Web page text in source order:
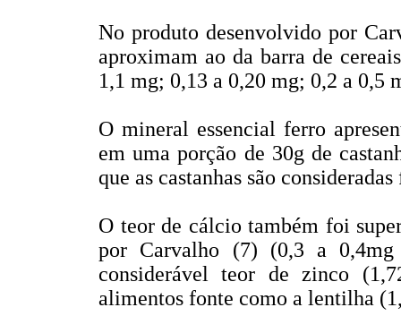
No produto desenvolvido por
aproximam ao da barra de
1,1 mg; 0,13 a 0,20 mg; 0,2 a 0,5
O mineral essencial ferro
em uma porção de 30g de
que as castanhas são
O teor de cálcio também foi
por Carvalho (7) (0,3 a
considerável teor de zinco
alimentos fonte como a lentilha